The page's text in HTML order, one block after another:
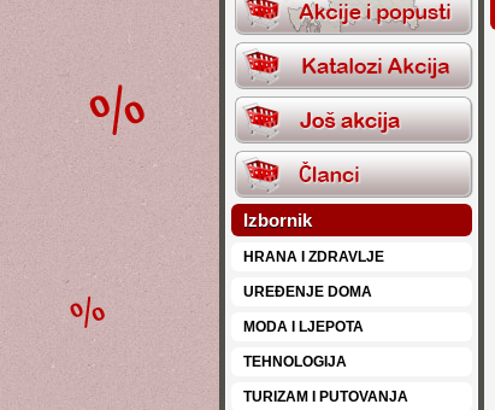
Izbornik
HRANA I ZDRAVLJE
UREĐENJE DOMA
MODA I LJEPOTA
TEHNOLOGIJA
TURIZAM I PUTOVANJA